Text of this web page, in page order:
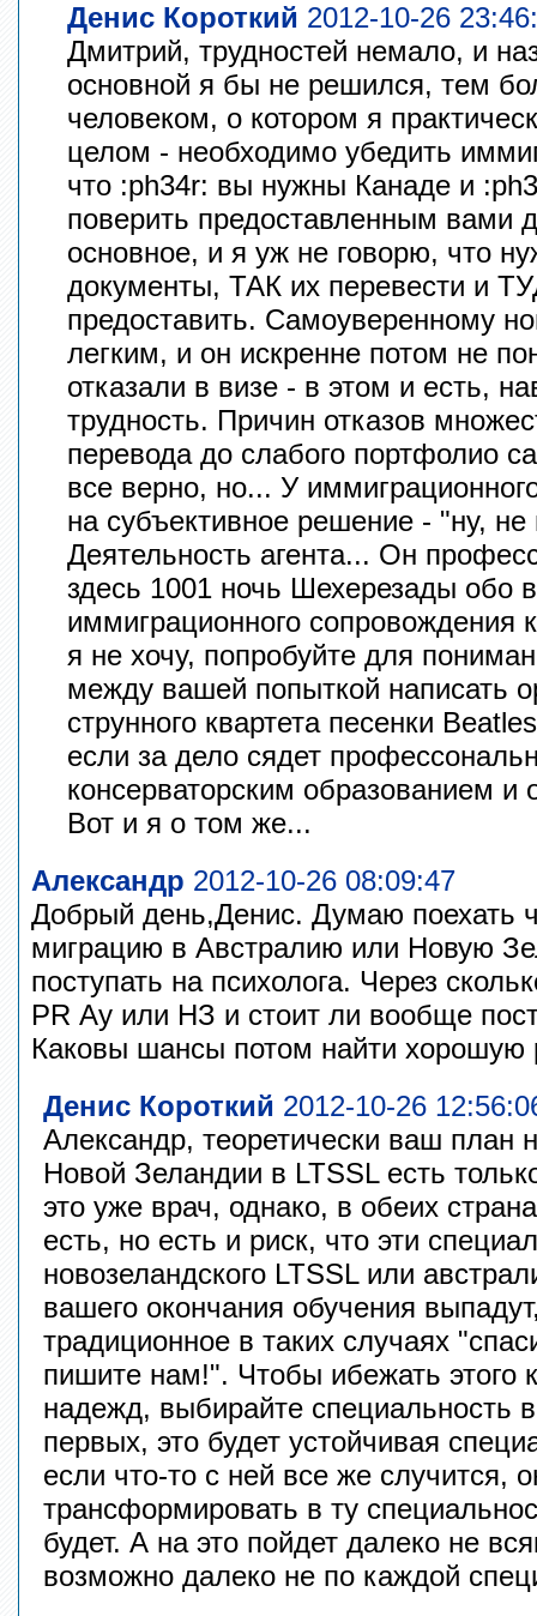
Денис Короткий 2012-10-26
Дмитрий, трудностей немало, и
основной я бы не решился, тем
человеком, о котором я
целом - необходимо убедить
что :ph34r: вы нужны Канаде и
поверить предоставленным вами
основное, и я уж не говорю, что
документы, ТАК их перевести и
предоставить. Самоуверенному
легким, и он искренне потом не
отказали в визе - в этом и есть,
трудность. Причин отказов
перевода до слабого портфолио
все верно, но... У
на субъективное решение - "ну,
Деятельность агента... Он
здесь 1001 ночь Шехерезады обо
иммиграционного сопровождения
я не хочу, попробуйте для
между вашей попыткой написать
струнного квартета песенки
если за дело сядет
консерваторским образованием
Вот и я о том же...
Александр 2012-10-26 08:09:47
Добрый день,Денис. Думаю поехать
миграцию в Австралию или Новую
поступать на психолога. Через
PR Ау или НЗ и стоит ли вообще
Каковы шансы потом найти хорошую
Денис Короткий 2012-10-26
Александр, теоретически ваш план
Новой Зеландии в LTSSL есть
это уже врач, однако, в обеих
есть, но есть и риск, что эти
новозеландского LTSSL или
вашего окончания обучения
традиционное в таких случаях
пишите нам!". Чтобы ибежать этого
надежд, выбирайте специальность
первых, это будет устойчивая
если что-то с ней все же случится,
трансформировать в ту
будет. А на это пойдет далеко не
возможно далеко не по каждой